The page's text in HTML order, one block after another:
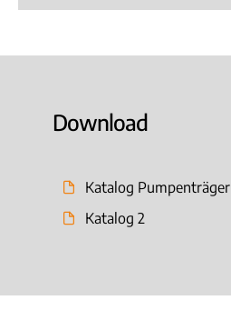
Download
Katalog Pumpenträger
Katalog 2